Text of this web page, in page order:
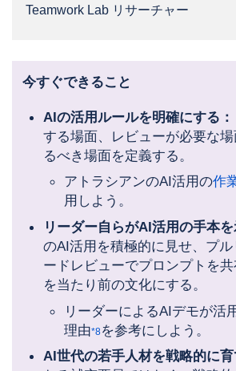
Teamwork Lab リサーチャー
今すぐできること
AIの活用ルールを明確にする
する場面、レビューが必要な場
るべき場面を定義する。
アトラシアンのAI活用の作
用しよう。
リーダー自らがAI活用の手本を
のAI活用を積極的に見せ、プル
ードレビューでプロンプトを
を当たり前の文化にする。
リーダーによるAIデモが活
理由*8を参考にしよう。
AI世代の若手人材を戦略的に育